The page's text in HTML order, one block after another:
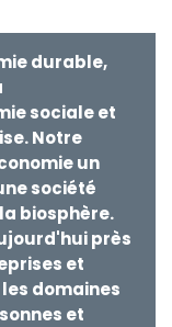
durable,
sociale et
Notre
un
société
biosphère.
près
et
domaines
et
du
Suisse